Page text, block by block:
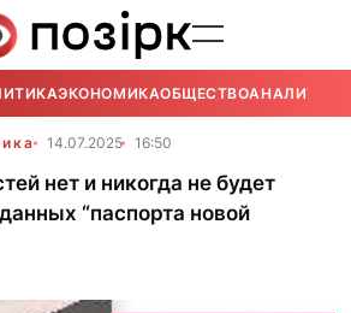
ЭКОНОМИКАОБЩЕСТВОАНАЛИТИКА
14.07.2025 16:50
нет и никогда не будет
“паспорта новой